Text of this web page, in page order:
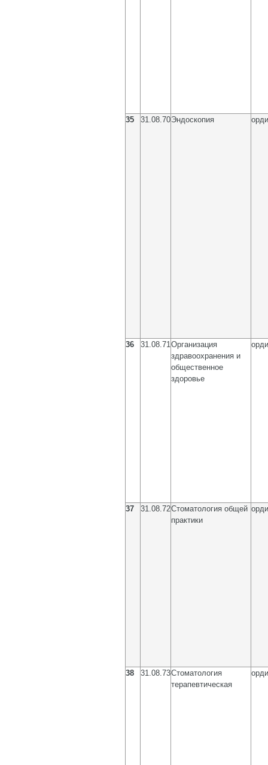
35 31.08.70Эндоскопия
36 31.08.71Организация
здравоохранения и
общественное
здоровье
37 31.08.72Стоматология общей
практики
38 31.08.73Стоматология
терапевтическая